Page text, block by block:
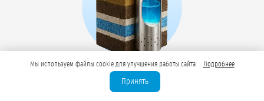
Бурение промышленных
скважин
Мы используем файлы cookie для улучшения работы сайта Подробнее
Принять